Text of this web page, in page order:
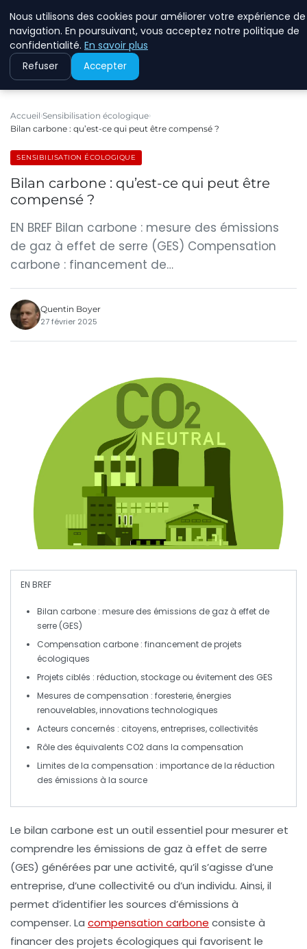
Accueil Sensibilisation écologique
Bilan carbone : qu’est-ce qui peut être compensé ?
SENSIBILISATION ÉCOLOGIQUE
Bilan carbone : qu’est-ce qui peut être
compensé ?
EN BREF Bilan carbone : mesure des émissions
de gaz à effet de serre (GES) Compensation
carbone : financement de…
Quentin Boyer
27 février 2025
EN BREF
Bilan carbone : mesure des émissions de gaz à effet de
serre (GES)
Compensation carbone : financement de projets
écologiques
Projets ciblés : réduction, stockage ou évitement des GES
Mesures de compensation : foresterie, énergies
renouvelables, innovations technologiques
Acteurs concernés : citoyens, entreprises, collectivités
Rôle des équivalents CO2 dans la compensation
Limites de la compensation : importance de la réduction
des émissions à la source
Le bilan carbone est un outil essentiel pour mesurer et
comprendre les émissions de gaz à effet de serre
(GES) générées par une activité, qu’il s’agisse d’une
entreprise, d’une collectivité ou d’un individu. Ainsi, il
permet d’identifier les sources d’émissions à
compenser. La compensation carbone consiste à
financer des projets écologiques qui favorisent le
Nous utilisons des cookies pour améliorer votre expérience de
navigation. En poursuivant, vous acceptez notre politique de
confidentialité. En savoir plus
Refuser Accepter